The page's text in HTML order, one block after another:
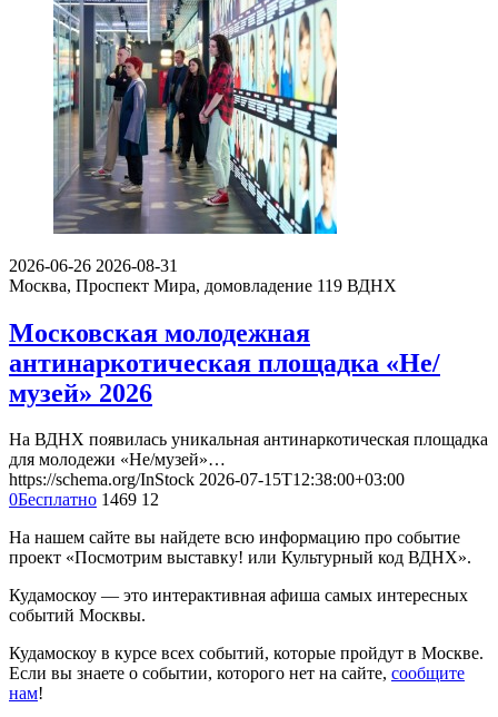
2026-06-26 2026-08-31
Москва, Проспект Мира, домовладение 119 ВДНХ
Московская молодежная
антинаркотическая площадка «Не/
музей» 2026
На ВДНХ появилась уникальная антинаркотическая площадка
для молодежи «Не/музей»…
https://schema.org/InStock 2026-07-15T12:38:00+03:00
0Бесплатно 1469 12
На нашем сайте вы найдете всю информацию про событие
проект «Посмотрим выставку! или Культурный код ВДНХ».
Кудамоскоу — это интерактивная афиша самых интересных
событий Москвы.
Кудамоскоу в курсе всех событий, которые пройдут в Москве.
Если вы знаете о событии, которого нет на сайте, сообщите
нам!